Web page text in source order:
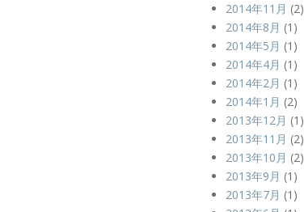
2014年11月 (2)
2014年8月 (1)
2014年5月 (1)
2014年4月 (1)
2014年2月 (1)
2014年1月 (2)
2013年12月 (1)
2013年11月 (2)
2013年10月 (2)
2013年9月 (1)
2013年7月 (1)